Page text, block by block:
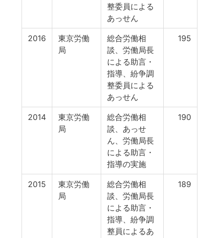
整委員による
あっせん
2016
東京労働
局
総合労働相
談、労働局長
による助言・
指導、紛争調
整委員による
あっせん
195
2014
東京労働
局
総合労働相
談、あっせ
ん、労働局長
による助言・
指導の実施
190
2015
東京労働
局
総合労働相
談、労働局長
による助言・
指導、紛争調
整員によるあ
189